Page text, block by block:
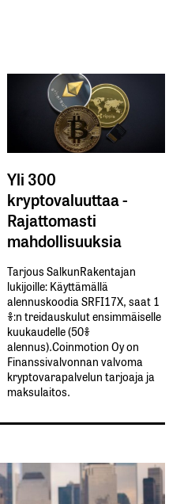
Yli 300
kryptovaluuttaa -
Rajattomasti
mahdollisuuksia
Tarjous SalkunRakentajan
lukijoille: Käyttämällä​ ​
alennuskoodia​ ​SRFI17X,​ ​saat​ ​1
%:n treidauskulut​ ​ensimmäiselle​ ​
kuukaudelle​ ​(50%​ ​
alennus).Coinmotion Oy on
Finanssivalvonnan valvoma
kryptovarapalvelun tarjoaja ja
maksulaitos.